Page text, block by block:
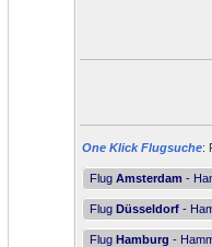
One Klick Flugsuche:
Flug Amsterdam -
Flug Düsseldorf -
Flug Hamburg -